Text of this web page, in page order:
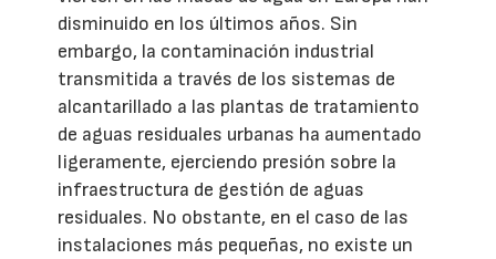
disminuido en los últimos años. Sin
embargo, la contaminación industrial
transmitida a través de los sistemas de
alcantarillado a las plantas de tratamiento
de aguas residuales urbanas ha aumentado
ligeramente, ejerciendo presión sobre la
infraestructura de gestión de aguas
residuales. No obstante, en el caso de las
instalaciones más pequeñas, no existe un